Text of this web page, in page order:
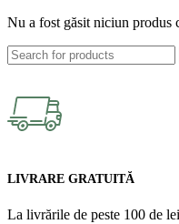
Nu a fost găsit niciun produs
LIVRARE GRATUITĂ
La livrările de peste 100 de lei